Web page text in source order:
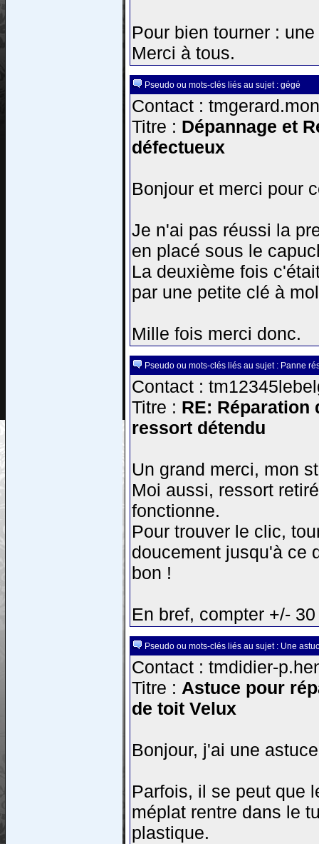
Pour bien tourner :
Merci à tous.
Pseudo ou mots-clés liés au sujet : gégé
Contact :
Titre : Dépannage et
défectueux
Bonjour et merci pour
Je n'ai pas réussi la
en placé sous le
La deuxième fois
par une petite clé à
Mille fois merci donc.
Pseudo ou mots-clés liés au sujet : Panne
Contact :
Titre : RE: Réparation
ressort détendu
Un grand merci, mon
Moi aussi, ressort
fonctionne.
Pour trouver le clic,
doucement jusqu'à ce
bon !
En bref, compter +/-
Pseudo ou mots-clés liés au sujet : Une
Contact : tmdidier-
Titre : Astuce pour
de toit Velux
Bonjour, j'ai une
Parfois, il se peut que
méplat rentre dans le
plastique.